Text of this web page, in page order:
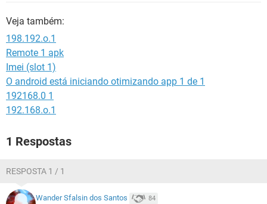
Veja também:
198.192.o.1
Remote 1 apk
Imei (slot 1)
O android está iniciando otimizando app 1 de 1
192168.0 1
192.168.o.1
1 Respostas
RESPOSTA 1 / 1
Wander Sfalsin dos Santos 84